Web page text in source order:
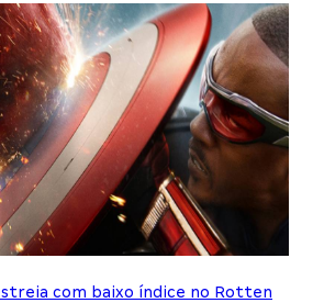
com baixo índice no Rotten